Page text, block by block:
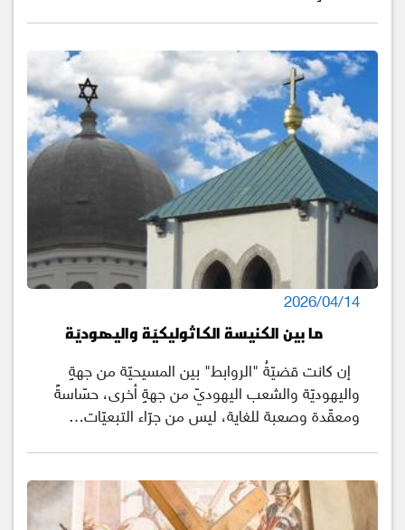
2026/04/14
ما بين الكنيسة الكاثوليكيّة واليهوديّة
إن كانت قضيّةُ "الروابط" بين المسيحيّة من جهةٍ
واليهوديّة والشعب اليهوديّ من جهةٍ أخرى، حسّاسةً
ومعقّدة وصعبة للغاية، ليس من جرّاء التبعيّات…